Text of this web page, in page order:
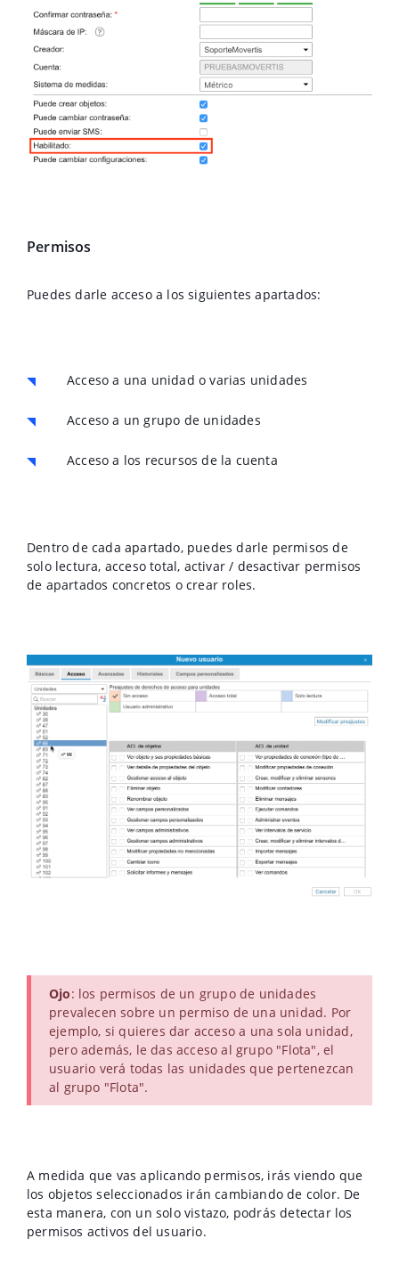
Permisos
Puedes darle acceso a los siguientes apartados:
Acceso a una unidad o varias unidades
Acceso a un grupo de unidades
Acceso a los recursos de la cuenta
Dentro de cada apartado, puedes darle permisos de
solo lectura, acceso total, activar / desactivar permisos
de apartados concretos o crear roles.
Ojo: los permisos de un grupo de unidades
prevalecen sobre un permiso de una unidad. Por
ejemplo, si quieres dar acceso a una sola unidad,
pero además, le das acceso al grupo "Flota", el
usuario verá todas las unidades que pertenezcan
al grupo "Flota".
A medida que vas aplicando permisos, irás viendo que
los objetos seleccionados irán cambiando de color. De
esta manera, con un solo vistazo, podrás detectar los
permisos activos del usuario.